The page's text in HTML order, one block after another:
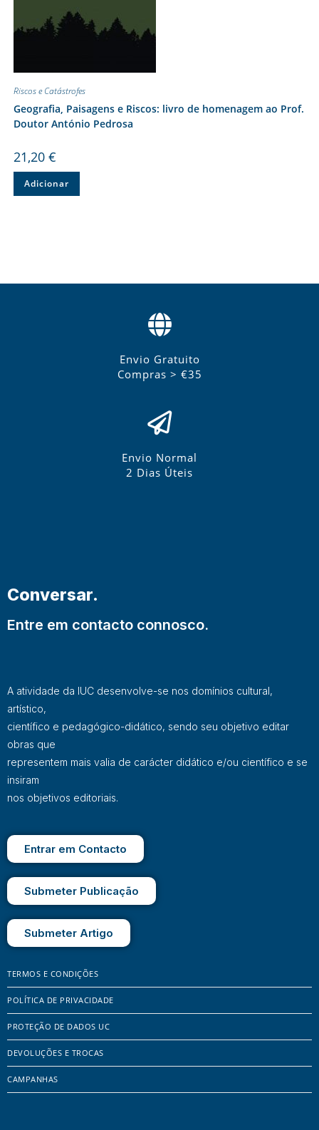
Riscos e Catástrofes
Geografia, Paisagens e Riscos: livro de homenagem ao Prof.
Doutor António Pedrosa
21,20 €
Adicionar
Envio Gratuito
Compras > €35
Envio Normal
2 Dias Úteis
Conversar.
Entre em contacto connosco.
A atividade da IUC desenvolve-se nos domínios cultural,
artístico,
científico e pedagógico-didático, sendo seu objetivo editar
obras que
representem mais valia de carácter didático e/ou científico e se
insiram
nos objetivos editoriais.
Entrar em Contacto
Submeter Publicação
Submeter Artigo
TERMOS E CONDIÇÕES
POLÍTICA DE PRIVACIDADE
PROTEÇÃO DE DADOS UC
DEVOLUÇÕES E TROCAS
CAMPANHAS